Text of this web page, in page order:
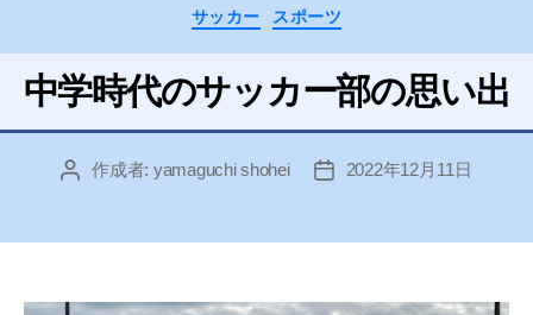
カ
テ
ゴ
リ
ー
サッカー スポーツ
中学時代のサッカー部の思い出
投 作成者: yamaguchi shohei
投
2022年12月11日